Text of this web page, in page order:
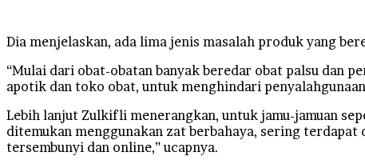
Dia menjelaskan, ada lima jenis masalah produk yang
“Mulai dari obat-obatan banyak beredar obat palsu dan
apotik dan toko obat, untuk menghindari
Lebih lanjut Zulkifli menerangkan, untuk jamu-jamuan
ditemukan menggunakan zat berbahaya, sering
tersembunyi dan online,” ucapnya.